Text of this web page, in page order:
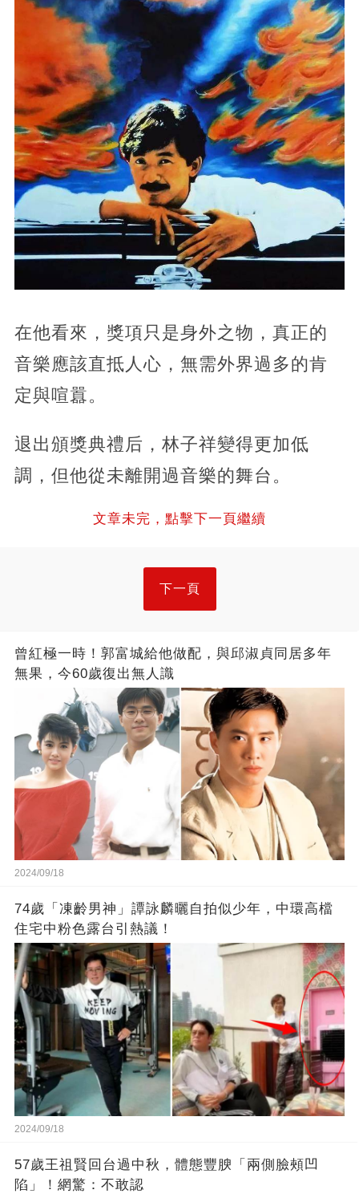
在他看來，獎項只是身外之物，真正的
音樂應該直抵人心，無需外界過多的肯
定與喧囂。
退出頒獎典禮后，林子祥變得更加低
調，但他從未離開過音樂的舞台。
文章未完，點擊下一頁繼續
下一頁
曾紅極一時！郭富城給他做配，與邱淑貞同居多年
無果，今60歲復出無人識
2024/09/18
74歲「凍齡男神」譚詠麟曬自拍似少年，中環高檔
住宅中粉色露台引熱議！
2024/09/18
57歲王祖賢回台過中秋，體態豐腴「兩側臉頰凹
陷」！網驚：不敢認